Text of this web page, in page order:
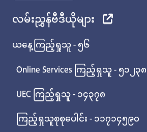
လမ်းညွှန်ဗီဒီယိုများ
ယနေ့ကြည့်ရှုသူ - ၅၆
Online Services ကြည့်ရှုသူ - ၅၁၂၃၈
UEC ကြည့်ရှုသူ - ၁၄၃၇၈
ကြည့်ရှုသူစုစုပေါင်း - ၁၁၇၁၄၅၉၀